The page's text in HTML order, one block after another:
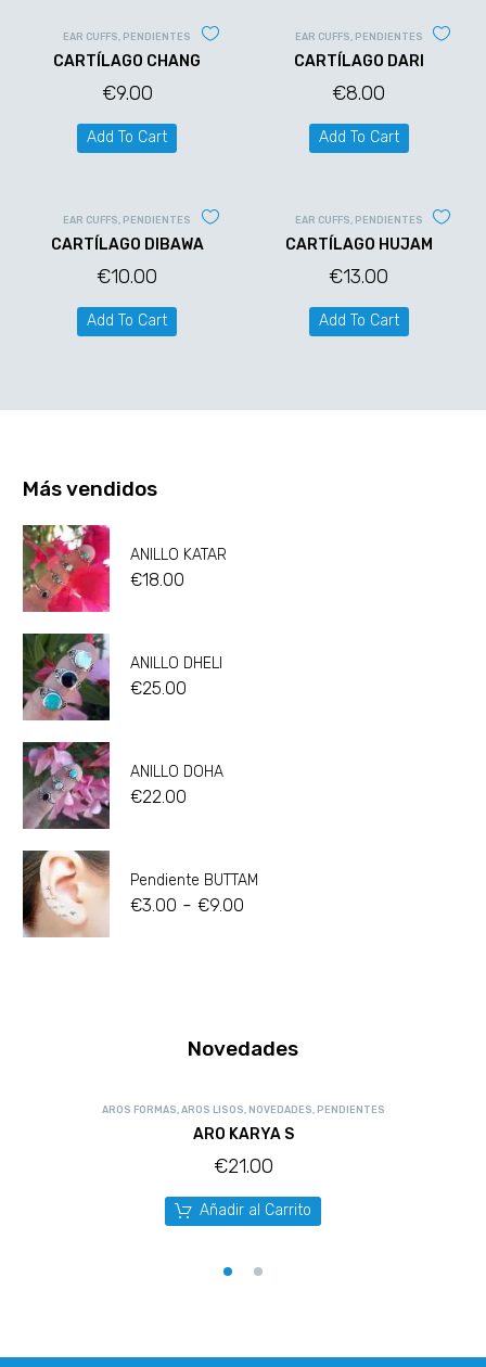
EAR CUFFS PENDIENTES
CARTÍLAGO CHANG
€9.00
Add To Cart
EAR CUFFS PENDIENTES
CARTÍLAGO DARI
€8.00
Add To Cart
EAR CUFFS PENDIENTES
CARTÍLAGO DIBAWA
€10.00
Add To Cart
EAR CUFFS PENDIENTES
CARTÍLAGO HUJAM
€13.00
Add To Cart
Más vendidos
ANILLO KATAR
€18.00
ANILLO DHELI
€25.00
ANILLO DOHA
€22.00
Pendiente BUTTAM
€3.00 - €9.00
Novedades
AROS FORMAS AROS LISOS NOVEDADES PENDIENTES
ARO KARYA S
€21.00
Añadir al Carrito